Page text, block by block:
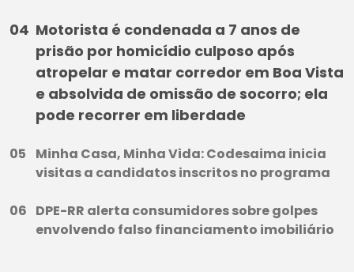
Motorista é condenada a 7 anos de
prisão por homicídio culposo após
atropelar e matar corredor em Boa Vista
e absolvida de omissão de socorro; ela
pode recorrer em liberdade
Minha Casa, Minha Vida: Codesaima inicia
visitas a candidatos inscritos no programa
DPE-RR alerta consumidores sobre golpes
envolvendo falso financiamento imobiliário